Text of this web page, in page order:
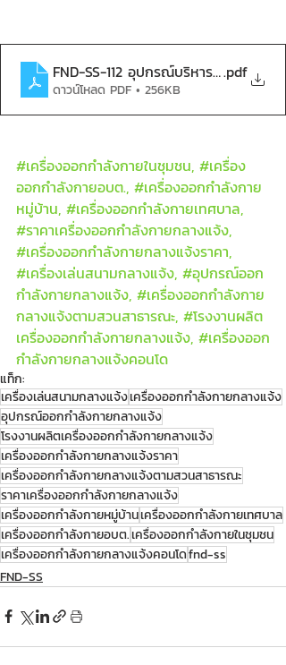
FND-SS-112 อุปกรณ์บริหารแขน-หน้า
.pdf
ดาวน์โหลด PDF • 256KB
#เครื่องออกกำลังกายในชุมชน, #เครื่อง
ออกกำลังกายอบต., #เครื่องออกกำลังกาย
หมู่บ้าน, #เครื่องออกกำลังกายเทศบาล,
#ราคาเครื่องออกกำลังกายกลางแจ้ง,
#เครื่องออกกำลังกายกลางแจ้งราคา,
#เครื่องเล่นสนามกลางแจ้ง, #อุปกรณ์ออก
กำลังกายกลางแจ้ง, #เครื่องออกกำลังกาย
กลางแจ้งตามสวนสาธารณะ, #โรงงานผลิต
เครื่องออกกำลังกายกลางแจ้ง, #เครื่องออก
กำลังกายกลางแจ้งคอนโด
แท็ก:
เครื่องเล่นสนามกลางแจ้งเครื่องออกกำลังกายกลางแจ้ง
อุปกรณ์ออกกำลังกายกลางแจ้ง
โรงงานผลิตเครื่องออกกำลังกายกลางแจ้ง
เครื่องออกกำลังกายกลางแจ้งราคา
เครื่องออกกำลังกายกลางแจ้งตามสวนสาธารณะ
ราคาเครื่องออกกำลังกายกลางแจ้ง
เครื่องออกกำลังกายหมู่บ้านเครื่องออกกำลังกายเทศบาล
เครื่องออกกำลังกายอบต.เครื่องออกกำลังกายในชุมชน
เครื่องออกกำลังกายกลางแจ้งคอนโดfnd-ss
FND-SS